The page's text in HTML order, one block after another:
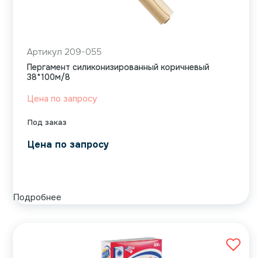
Под заказ
Артикул 209-055
Пергамент силиконизированный коричневый
38*100м/8
Цена по запросу
Цена по запросу
Подробнее